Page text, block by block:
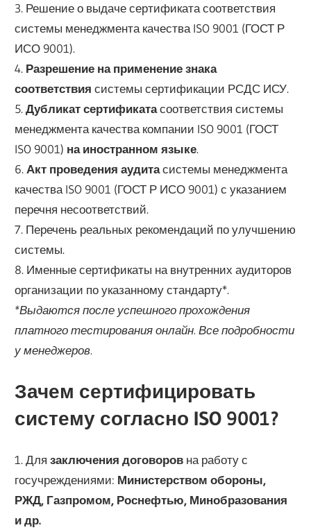
3. Решение о выдаче сертификата соответствия
системы менеджмента качества ISO 9001 (ГОСТ Р
ИСО 9001).
4. Разрешение на применение знака
соответствия системы сертификации РСДС ИСУ.
5.Дубликат сертификатасоответствия системы
менеджмента качества компании ISO 9001 (ГОСТ
ISO 9001) на иностранном языке.
6.Акт проведения аудитасистемы менеджмента
качества ISO 9001 (ГОСТ Р ИСО 9001) с указанием
перечня несоответствий.
7. Перечень реальных рекомендаций по улучшению
системы.
8. Именные сертификаты на внутренних аудиторов
организации по указанному стандарту*.
*Выдаются после успешного прохождения
платного тестирования онлайн. Все подробности
у менеджеров.
Зачем сертифицировать
систему согласно ISO 9001?
1. Длязаключения договоров на работу с
госучреждениями: Министерством обороны,
РЖД, Газпромом, Роснефтью, Минобразования
и др.